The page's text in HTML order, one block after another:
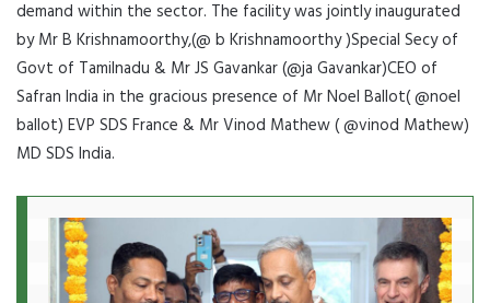
demand within the sector. The facility was jointly inaugurated
by Mr B Krishnamoorthy,(@ b Krishnamoorthy )Special Secy of
Govt of Tamilnadu & Mr JS Gavankar (@ja Gavankar)CEO of
Safran India in the gracious presence of Mr Noel Ballot( @noel
ballot) EVP SDS France & Mr Vinod Mathew ( @vinod Mathew)
MD SDS India.